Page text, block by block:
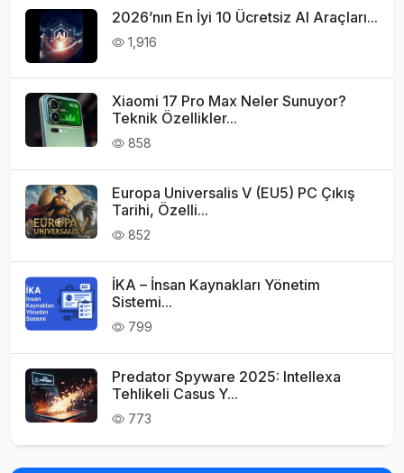
2026’nın En İyi 10 Ücretsiz AI Araçları...
1,916
Xiaomi 17 Pro Max Neler Sunuyor?
Teknik Özellikler...
858
Europa Universalis V (EU5) PC Çıkış
Tarihi, Özelli...
852
İKA – İnsan Kaynakları Yönetim
Sistemi...
799
Predator Spyware 2025: Intellexa
Tehlikeli Casus Y...
773